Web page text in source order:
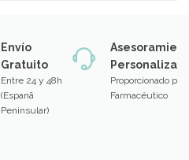
Envío
Gratuito
Entre 24 y 48h
(Espanã
Peninsular)
Proporcionado por
Farmacéutico